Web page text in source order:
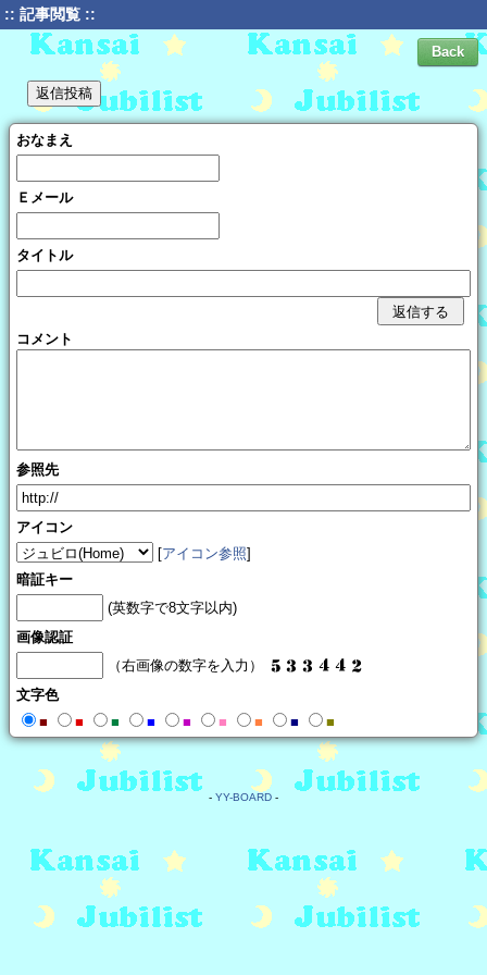
:: 記事閲覧 ::
おなまえ
Ｅメール
タイトル
コメント
参照先
アイコン
[アイコン参照]
暗証キー
(英数字で8文字以内)
画像認証
（右画像の数字を入力）
文字色
■
■ ■ ■ ■ ■ ■ ■ ■
- YY-BOARD -